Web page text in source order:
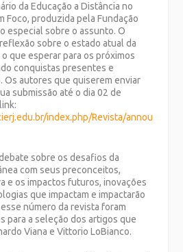
da Educação a Distância no
Foco, produzida pela Fundação
especial sobre o assunto. O
sobre o estado atual da
que esperar para os próximos
conquistas presentes e
autores que quiserem enviar
submissão até o dia 02 de
index.php/Revista/annou
sobre os desafios da
com seus preconceitos,
e os impactos futuros, inovações
que impactam e impactarão
número da revista foram
para a seleção dos artigos que
Viana e Vittorio LoBianco.